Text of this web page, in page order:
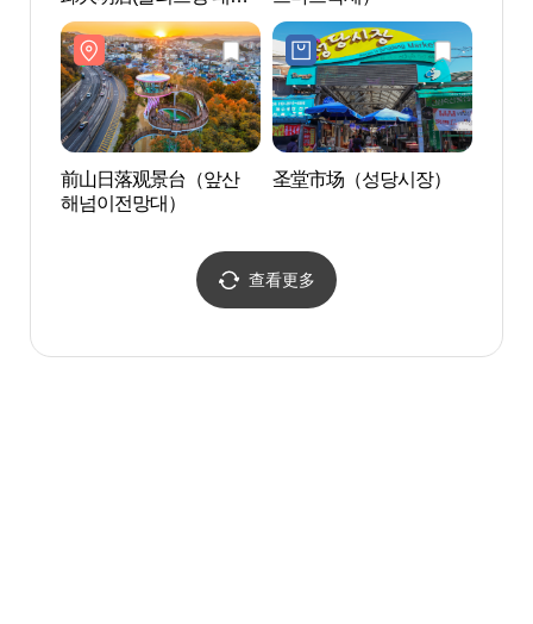
대명점)
前山日落观景台（앞산
해넘이전망대）
圣堂市场（성당시장）
查看更多